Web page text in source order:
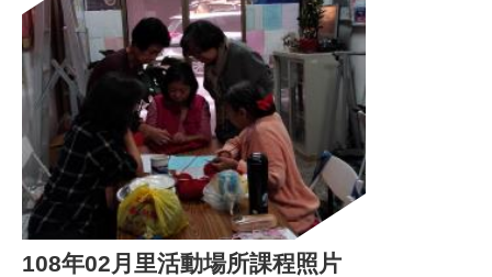
108年02月里活動場所課程照片